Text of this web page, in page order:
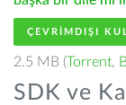
ÇEVRIMDIŞI
2.5 MB (Torrent,
SDK ve